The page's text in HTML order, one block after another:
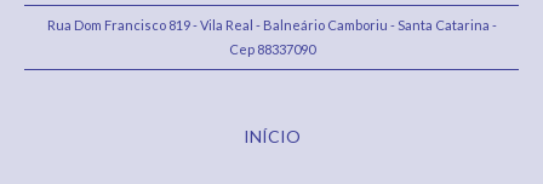
Rua Dom Francisco 819 - Vila Real - Balneário Camboriu - Santa Catarina -
Cep 88337090
INÍCIO